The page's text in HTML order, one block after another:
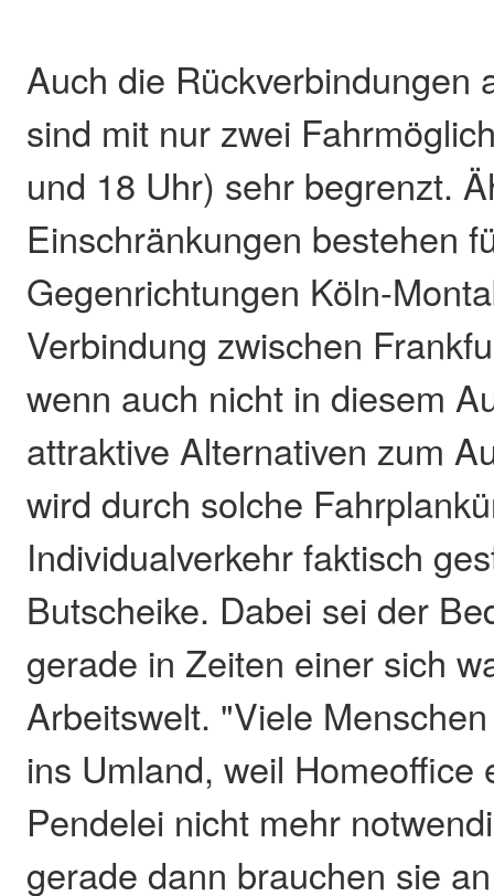
Auch die Rückverbindungen
sind mit nur zwei
und 18 Uhr) sehr begrenzt.
Einschränkungen bestehen
Gegenrichtungen Köln-
Verbindung zwischen
wenn auch nicht in diesem
attraktive Alternativen zum
wird durch solche
Individualverkehr faktisch
Butscheike. Dabei sei der
gerade in Zeiten einer sich
Arbeitswelt. "Viele
ins Umland, weil Homeoffice
Pendelei nicht mehr
gerade dann brauchen sie